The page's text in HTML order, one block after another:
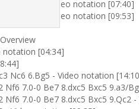
Qc5 10.e3 - Video notation [07:40]
Qc5 10.a3 - Video notation [09:53]
notation [04:34]
Nc6 6.Bg5 - Video notation
Nf6 7.0-0 Be7 8.dxc5 Bxc5 9.a3/
Nf6 7.0-0 Be7 8.dxc5 Bxc5 9.Qc2